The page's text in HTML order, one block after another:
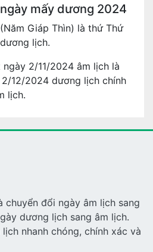
mấy dương 2024
Giáp Thìn) là thứ Thứ
lịch.
2/11/2024 âm lịch là
12/2024 dương lịch chính
lịch.
chuyển đổi ngày âm lịch sang
dương lịch sang âm lịch.
nhanh chóng, chính xác và